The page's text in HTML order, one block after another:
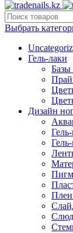
Выбрать
Гель-лаки
Дизайн